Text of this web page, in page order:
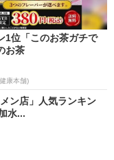
1位「このお茶ガチで
お茶
康本舗)
ン店」人気ランキン
水...